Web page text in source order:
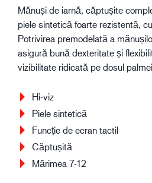
Mănuși de iarnă, căptușite
piele sintetică foarte rezistentă,
Potrivirea premodelată a
asigură bună dexteritate și
vizibilitate ridicată pe dosul
Hi-viz
Piele sintetică
Funcție de ecran tactil
Căptușită
Mărimea 7-12